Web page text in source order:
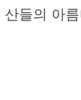
들의 아